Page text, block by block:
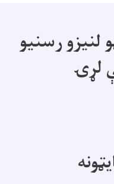
لنیزو رسنیو
لړۍ